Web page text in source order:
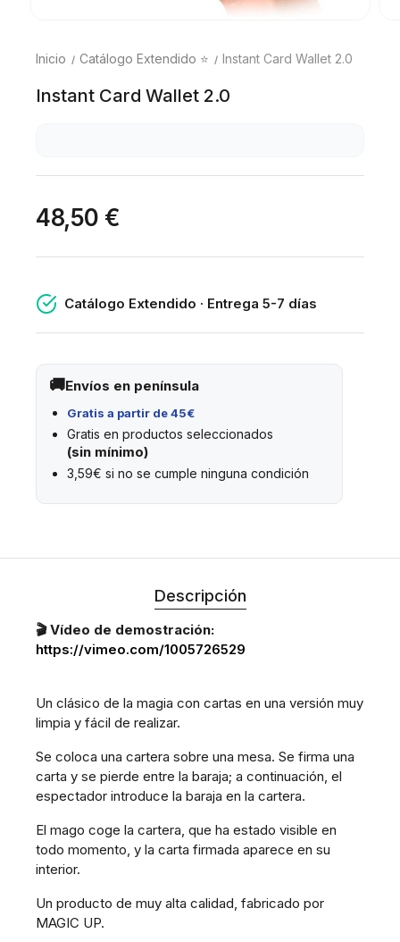
Inicio Catálogo Extendido ⭐ Instant Card Wallet 2.0
Instant Card Wallet 2.0
48,50 €
Catálogo Extendido · Entrega 5-7 días
Envíos en península
Gratis a partir de 45€
Gratis en productos seleccionados
(sin mínimo)
3,59€ si no se cumple ninguna condición
Descripción
🎬 Vídeo de demostración:
https://vimeo.com/1005726529
Un clásico de la magia con cartas en una versión muy
limpia y fácil de realizar.
Se coloca una cartera sobre una mesa. Se firma una
carta y se pierde entre la baraja; a continuación, el
espectador introduce la baraja en la cartera.
El mago coge la cartera, que ha estado visible en
todo momento, y la carta firmada aparece en su
interior.
Un producto de muy alta calidad, fabricado por
MAGIC UP.